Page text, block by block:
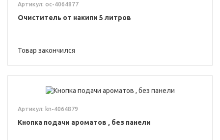
Артикул: oc-4064877
Очиститель от накипи 5 литров
Товар закончился
Артикул: kn-4064879
Кнопка подачи ароматов , без панели